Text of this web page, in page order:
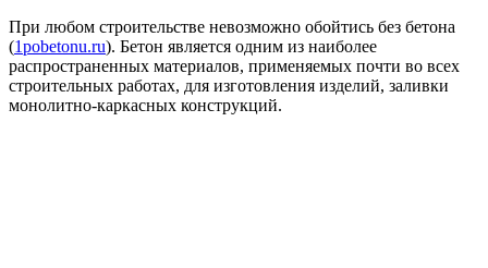
При любом строительстве невозможно обойтись без бетона
(1pobetonu.ru). Бетон является одним из наиболее
распространенных материалов, применяемых почти во всех
строительных работах, для изготовления изделий, заливки
монолитно-каркасных конструкций.